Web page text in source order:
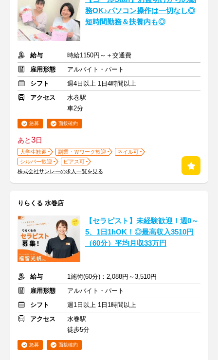
務OK♪パソコン操作は一切なし◎
短時間勤務＆扶養内も◎
給与
時給1150円～＋交通費
雇用形態
アルバイト・パート
シフト
週4日以上 1日4時間以上
アクセス
水巻駅
車2分
急募 面接確約
あと3日
大学生歓迎 副業・Ｗワーク歓迎
ネイル可
シルバー歓迎
ピアス可
株式会社サンレーの求人一覧を見る
りらくる 水巻店
【セラピスト】未経験歓迎！週0～
5、1日1hOK！◎最高収入3510円
（60分）平均月収33万円
給与
1施術(60分)：2,088円～3,510円
雇用形態
アルバイト・パート
シフト
週1日以上 1日1時間以上
アクセス
水巻駅
徒歩5分
急募 面接確約